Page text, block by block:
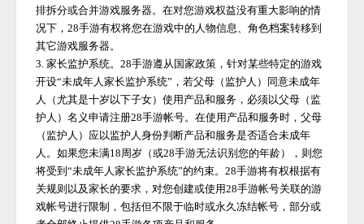
排拆分或合并游戏服务器。在对您游戏权益没有重大影响的情
况下，28手游有权将您在游戏中的人物信息、角色档案转移到
其它游戏服务器。
3. 家长监护系统。28手游遵从国家政策，针对某些特定的游戏
开设“未成年人家长监护系统”，若父母（监护人）同意未成年
人（尤其是十岁以下子女）使用产品和服务，必须以父母（监
护人）名义申请注册28手游帐号。在使用产品和服务时，父母
（监护人）应以监护人身份判断产品和服务是否适合未成年
人。如果您未满18周岁（或28手游无法识别您的年龄），则您
将受到“未成年人家长监护系统”的约束。28手游将有权根据有
关规则以及家长的要求，对您创建或使用28手游帐号关联的游
戏帐号进行限制，包括但不限于临时或永久冻结帐号，部分或